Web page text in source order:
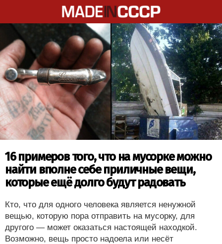
16 примеров того, что на мусорке можно
найти вполне себе приличные вещи,
которые ещё долго будут радовать
Кто, что для одного человека является ненужной
вещью, которую пора отправить на мусорку, для
другого — может оказаться настоящей находкой.
Возможно, вещь просто надоела или несёт